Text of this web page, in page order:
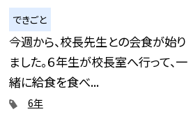
できごと
今週から、校長先生との会食が始り
ました。６年生が校長室へ行って、一
緒に給食を食べ...
6年